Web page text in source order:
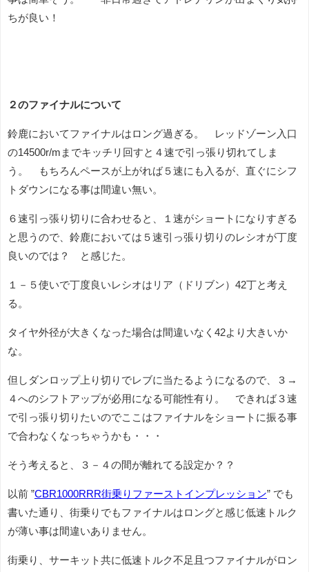
ちが良い！
２のファイナルについて
鈴鹿においてファイナルはロング過ぎる。 レッドゾーン入口
の14500r/mまでキッチリ回すと４速で引っ張り切れてしま
う。 もちろんペースが上がれば５速にも入るが、直ぐにシフ
トダウンになる事は間違い無い。
６速引っ張り切りに合わせると、１速がショートになりすぎる
と思うので、鈴鹿においては５速引っ張り切りのレシオが丁度
良いのでは？ と感じた。
１－５使いで丁度良いレシオはリア（ドリブン）42丁と考え
る。
タイヤ外径が大きくなった場合は間違いなく42より大きいか
な。
但しダンロップ上り切りでレブに当たるようになるので、３→
４へのシフトアップが必用になる可能性有り。 できれば３速
で引っ張り切りたいのでここはファイナルをショートに振る事
で合わなくなっちゃうかも・・・
そう考えると、３－４の間が離れてる設定か？？
以前 ”CBR1000RRR街乗りファーストインプレッション” でも
書いた通り、街乗りでもファイナルはロングと感じ低速トルク
が薄い事は間違いありません。
街乗り、サーキット共に低速トルク不足且つファイナルがロン